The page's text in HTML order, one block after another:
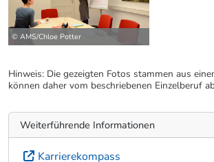
© AMS/Chloe Potter
Hinweis: Die gezeigten Fotos stammen aus
können daher vom beschriebenen Einzelberuf
Weiterführende Informationen
Karrierekompass